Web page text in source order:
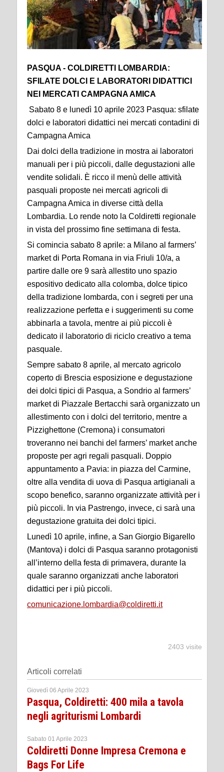
PASQUA - COLDIRETTI LOMBARDIA:
SFILATE DOLCI E LABORATORI DIDATTICI
NEI MERCATI CAMPAGNA AMICA
Sabato 8 e lunedì 10 aprile 2023 Pasqua: sfilate
dolci e laboratori didattici nei mercati contadini di
Campagna Amica
Dai dolci della tradizione in mostra ai laboratori
manuali per i più piccoli, dalle degustazioni alle
vendite solidali. È ricco il menù delle attività
pasquali proposte nei mercati agricoli di
Campagna Amica in diverse città della
Lombardia. Lo rende noto la Coldiretti regionale
in vista del prossimo fine settimana di festa.
Si comincia sabato 8 aprile: a Milano al farmers’
market di Porta Romana in via Friuli 10/a, a
partire dalle ore 9 sarà allestito uno spazio
espositivo dedicato alla colomba, dolce tipico
della tradizione lombarda, con i segreti per una
realizzazione perfetta e i suggerimenti su come
abbinarla a tavola, mentre ai più piccoli è
dedicato il laboratorio di riciclo creativo a tema
pasquale.
Sempre sabato 8 aprile, al mercato agricolo
coperto di Brescia esposizione e degustazione
dei dolci tipici di Pasqua, a Sondrio al farmers’
market di Piazzale Bertacchi sarà organizzato un
allestimento con i dolci del territorio, mentre a
Pizzighettone (Cremona) i consumatori
troveranno nei banchi del farmers’ market anche
proposte per agri regali pasquali. Doppio
appuntamento a Pavia: in piazza del Carmine,
oltre alla vendita di uova di Pasqua artigianali a
scopo benefico, saranno organizzate attività per i
più piccoli. In via Pastrengo, invece, ci sarà una
degustazione gratuita dei dolci tipici.
Lunedì 10 aprile, infine, a San Giorgio Bigarello
(Mantova) i dolci di Pasqua saranno protagonisti
all’interno della festa di primavera, durante la
quale saranno organizzati anche laboratori
didattici per i più piccoli.
comunicazione.lombardia@coldiretti.it
2403 visite
Articoli correlati
Giovedì 06 Aprile 2023
Pasqua, Coldiretti: 400 mila a tavola
negli agriturismi Lombardi
Sabato 01 Aprile 2023
Coldiretti Donne Impresa Cremona e
Bags For Life